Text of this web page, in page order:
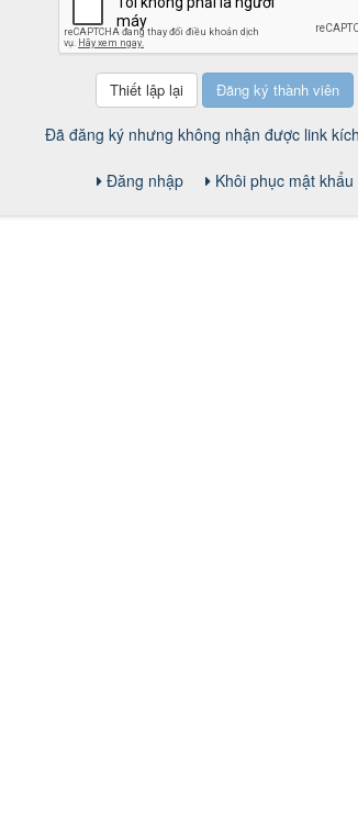
Đã đăng ký nhưng không nhận được link
Đăng nhập Khôi phục mật khẩu